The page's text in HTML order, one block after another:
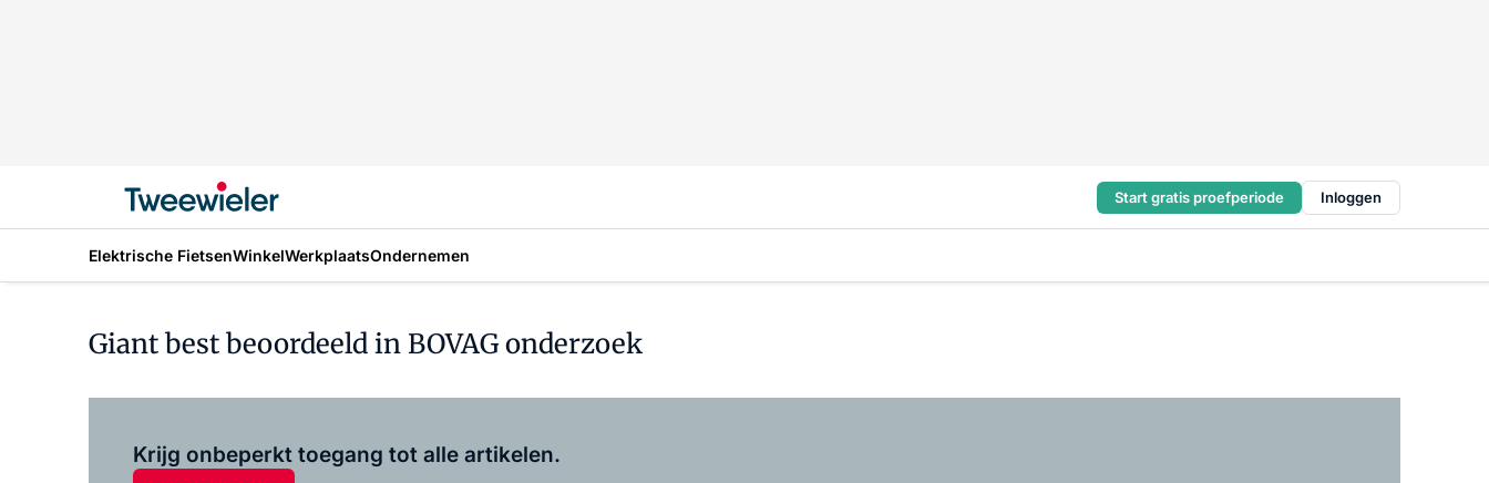
Start gratis proefperiode Inloggen
Elektrische FietsenWinkelWerkplaatsOndernemen
Giant best beoordeeld in BOVAG onderzoek
Krijg onbeperkt toegang tot alle artikelen.